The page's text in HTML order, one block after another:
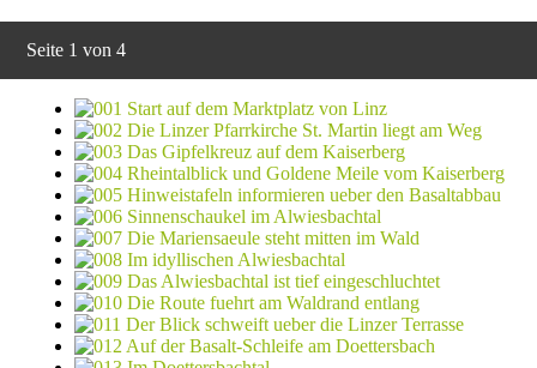
Seite 1 von 4